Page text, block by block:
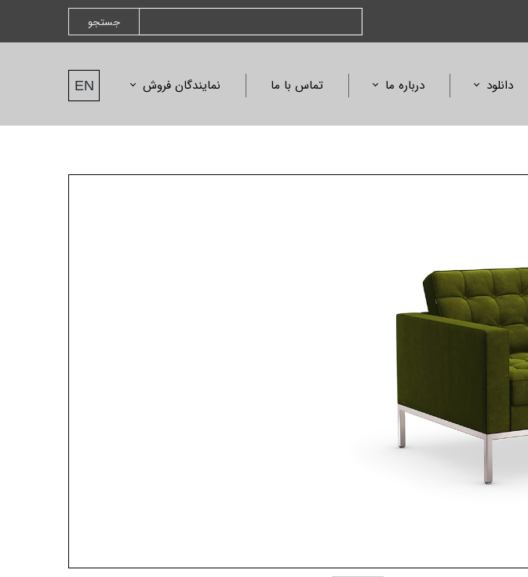
جستجو
دانلود
کاتالوگ محصولات
درباره ما
بیانیه مأموریت
تماس با ما
نمایندگان فروش
نمایندگان فروش
EN